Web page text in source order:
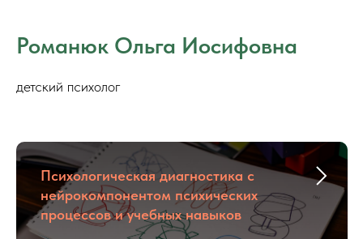
Романюк Ольга Иосифовна
детский психолог
Психологическая диагностика с
нейрокомпонентом психических
процессов и учебных навыков